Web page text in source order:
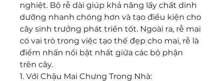
nghiệt. Bộ rễ dài giúp khả năng lấy chất dinh
dưỡng nhanh chóng hơn và tạo điều kiện cho
cây sinh trưởng phát triển tốt. Ngoài ra, rễ mai
có vai trò trong việc tạo thế đẹp cho mai, rễ là
điểm nhấn nổi bật nhất giữa các bộ phận
trên cây.
1. Với Chậu Mai Chưng Trong Nhà: